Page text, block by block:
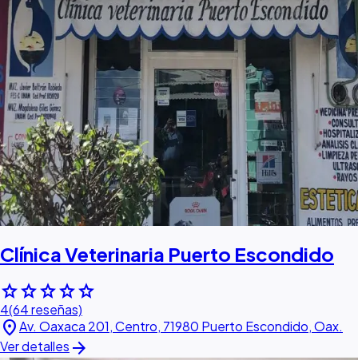
Clínica Veterinaria Puerto Escondido
starstarstarstarstar
4(64 reseñas)
location_onAv. Oaxaca 201, Centro, 71980 Puerto Escondido, Oax.
Ver detalles arrow_forward